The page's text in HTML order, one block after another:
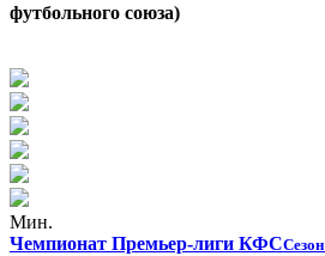
футбольного союза)
Мин.
Чемпионат Премьер-лиги КФС